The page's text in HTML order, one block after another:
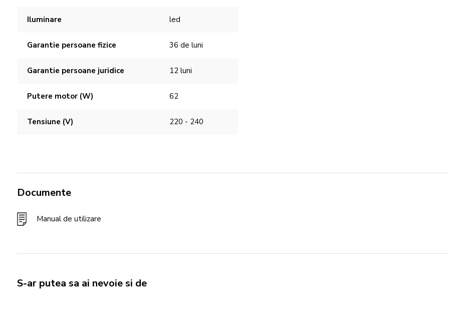
Iluminare led
Garantie persoane fizice 36 de luni
Garantie persoane juridice 12 luni
Putere motor (W) 62
Tensiune (V) 220 - 240
Documente
Manual de utilizare
S-ar putea sa ai nevoie si de